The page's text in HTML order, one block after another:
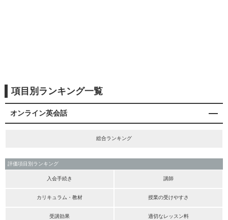
項目別ランキング一覧
オンライン英会話
総合ランキング
評価項目別ランキング
入会手続き 講師
カリキュラム・教材 授業の受けやすさ
受講効果 適切なレッスン料